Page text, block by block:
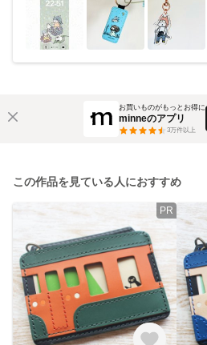
お買いものがもっとお得に
minneのアプリ
3万件以上
この作品を見ている人におすすめ
PR